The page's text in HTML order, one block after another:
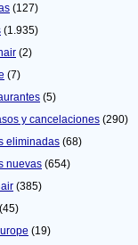
(127)
(1.935)
(2)
(7)
(5)
y cancelaciones (290)
eliminadas (68)
nuevas (654)
(385)
(45)
(19)